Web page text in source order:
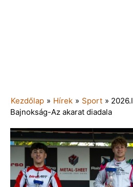
Kezdőlap » Hírek » Sport »
Bajnokság-Az akarat diadala